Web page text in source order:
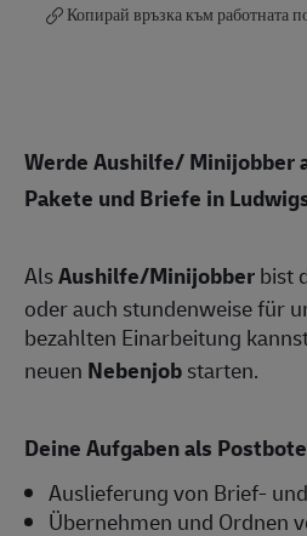
Копирай връзка към работната
Werde Aushilfe/ Minijobber
Pakete und Briefe in
AlsAushilfe/Minijobberbist
oder auch stundenweise für
bezahlten Einarbeitung
neuen Nebenjobstarten.
Deine Aufgaben als
Auslieferung von Brief-
Übernehmen und Ordnen